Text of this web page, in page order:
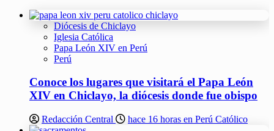
Diócesis de Chiclayo
Iglesia Católica
Papa León XIV en Perú
Perú
Conoce los lugares que visitará el Papa León
XIV en Chiclayo, la diócesis donde fue obispo
Redacción Central hace 16 horas en Perú Católico